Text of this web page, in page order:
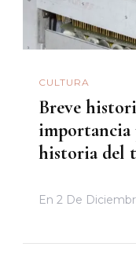
CULTURA
Breve
importancia
historia del
En 2 De